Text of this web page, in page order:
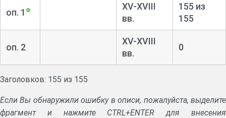
оп. 1
XV-XVIII
вв.
155 из
155
оп. 2
XV-XVIII
вв.
0
Заголовков: 155 из 155
Если Вы обнаружили ошибку в описи, пожалуйста, выделите
фрагмент и нажмите CTRL+ENTER для внесения